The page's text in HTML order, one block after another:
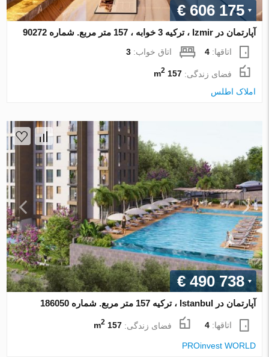
€ 606 175
آپارتمان در Izmir ، ترکیه 3 خوابه ، 157 متر مربع. شماره 90272
اتاقها:4 اتاق خواب:3
فضای زندگی:157 m
2
املاک اطلس
€ 490 738
آپارتمان در Istanbul ، ترکیه 157 متر مربع. شماره 186050
اتاقها:4 فضای زندگی:157 m
2
PROinvest WORLD